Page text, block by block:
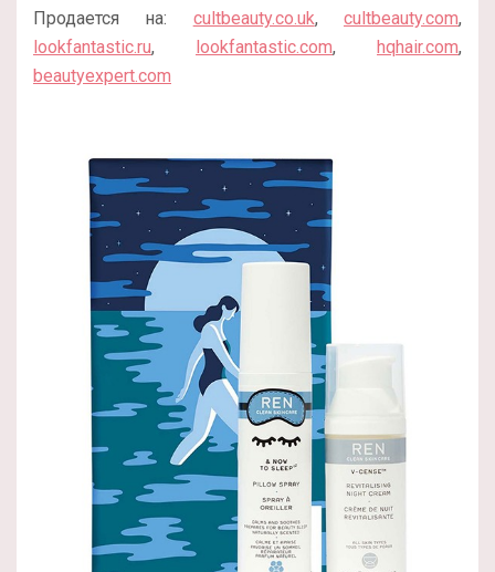
Продается на: cultbeauty.co.uk,cultbeauty.com,
lookfantastic.ru, lookfantastic.com, hqhair.com,
beautyexpert.com